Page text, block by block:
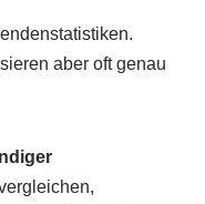
aber oft genau